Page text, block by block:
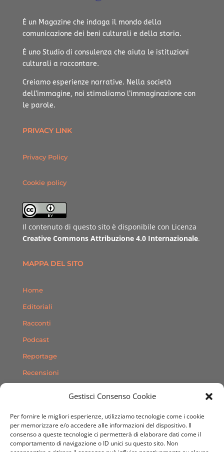
Gestisci Consenso Cookie
Per fornire le migliori esperienze, utilizziamo tecnologie come i cookie
per memorizzare e/o accedere alle informazioni del dispositivo. Il
consenso a queste tecnologie ci permetterà di elaborare dati come il
comportamento di navigazione o ID unici su questo sito. Non
È un Magazine che indaga il mondo della
comunicazione dei beni culturali e della storia.
È uno Studio di consulenza che aiuta le istituzioni
culturali a raccontare.
Creiamo esperienze narrative. Nella società
dell’immagine, noi stimoliamo l’immaginazione con
le parole.
PRIVACY LINK
Privacy Policy
Cookie policy
Il contenuto di questo sito è disponibile con Licenza
Creative Commons Attribuzione 4.0 Internazionale.
MAPPA DEL SITO
Home
Editoriali
Racconti
Podcast
Reportage
Recensioni
Contatti
SEGUICI SUI SOCIAL